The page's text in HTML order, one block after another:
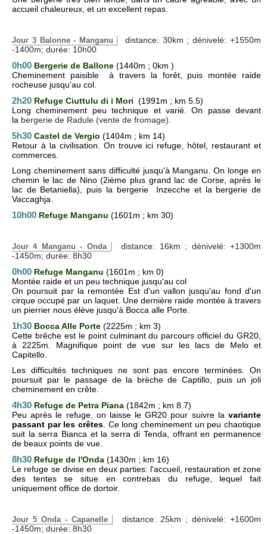
accueil chaleureux, et un excellent repas.
Jour 3 Balonne - Manganu
distance: 30km ; dénivelé: +1550m
-1400m; durée: 10h00
0h00 Bergerie de Ballone (1440m ; 0km )
Cheminement paisible à travers la forêt, puis montée raide
rocheuse jusqu'au col.
2h20 Refuge Ciuttulu di i Mori (1991m ; km 5.5)
Long cheminement peu technique et varié. On passe devant
la bergerie de Radule (vente de fromage).
5h30 Castel de Vergio (1404m ; km 14)
Retour à la civilisation. On trouve ici refuge, hôtel, restaurant et
commerces.
Long cheminement sans difficulté jusqu'à Manganu. On longe en
chemin le lac de Nino (2ième plus grand lac de Corse, après le
lac de Betaniella), puis la bergerie Inzecche et la bergerie de
Vaccaghja.
10h00 Refuge Manganu (1601m ; km 30)
Jour 4 Manganu - Onda
distance: 16km ; dénivelé: +1300m
-1450m; durée: 8h30
0h00 Refuge Manganu (1601m ; km 0)
Montée raide et un peu technique jusqu'au col
On poursuit par la remontée Est d'un vallon jusqu'au fond d'un
cirque occupé par un laquet. Une dernière raide montée à travers
un pierrier nous élève jusqu'à Bocca alle Porte.
1h30 Bocca Alle Porte (2225m ; km 3)
Cette brêche est le point culminant du parcours officiel du GR20,
à 2225m. Magnifique point de vue sur les lacs de Melo et
Capitello.
Les difficultés techniques ne sont pas encore terminées. On
poursuit par le passage de la brèche de Captillo, puis un joli
cheminement en crête
4h30 Refuge de Petra Piana (1842m ; km 8.7)
Peu après le refuge, on laisse le GR20 pour suivre la variante
passant par les crêtes . Ce long cheminement un peu chaotique
suit la serra Bianca et la serra di Tenda, offrant en permanence
de beaux points de vue.
8h30 Refuge de l'Onda (1430m ; km 16)
Le refuge se divise en deux parties: l'accueil, restauration et zone
des tentes se situe en contrebas du refuge, lequel fait
uniquement office de dortoir.
Jour 5 Onda - Capanelle
distance: 25km ; dénivelé: +1600m
-1450m; durée: 8h30